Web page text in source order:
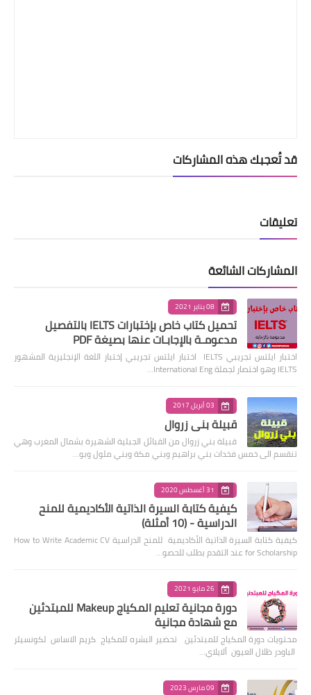
قد تُعجبك هذه المشاركات
تعليقات
المشاركات الشائعة
08 يناير 2021
تحميل كتاب خاص بإختبارات IELTS بالتفصيل
مدعومـة بالإجابـات عنها بصيغة PDF
اختبار ايلتس تجريبي IELTS اختبار ايلتس تجريبي إختبار اللغة الإنجليزية المشهور
IELTS وهو اختصار لجملة International Eng…
03 أبريل 2017
قبيلة بني زروال
قبيلة بني زروال من القبائل الجبلية الشهيرة بشمال المغرب وهي
تنقسم الى خمس فخدات بني براهيم وبني مكة وبني ملول وبو…
31 أغسطس 2020
كيفية كتابة السيرة الذاتية الأكاديمية للمنح
الدراسية - (10 أمثلة)
كيفية كتابة السيرة الذاتية الأكاديمية للمنح الدراسية How to Write Academic CV
for Scholarship عند التقدم بطلب للحصو…
26 مايو 2021
دورة مجانية تعليم المكياج Makeup للمبتدئين
مع شهادة مجانية
محتويات دورة المكياج للمبتدئين تحضير البشره للمكياج كريم الاساس لكونسيلر
الباودر ظلال العيون ألايلاي…
09 مارس 2023